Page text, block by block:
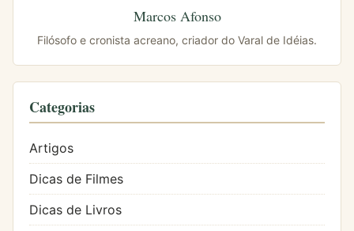
Marcos Afonso
Filósofo e cronista acreano, criador do Varal de Idéias.
Categorias
Artigos
Dicas de Filmes
Dicas de Livros